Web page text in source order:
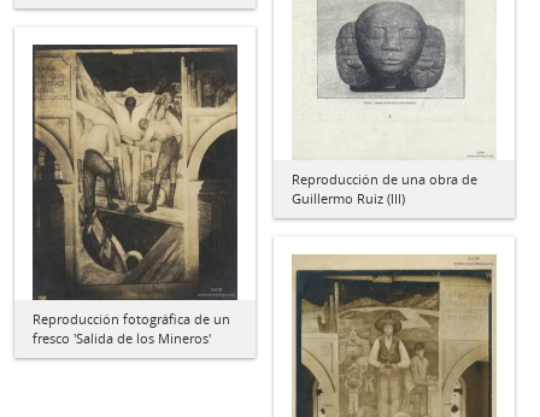
Reproducción de una obra de
Guillermo Ruiz (III)
Reproducción fotográfica de un
fresco 'Salida de los Mineros'